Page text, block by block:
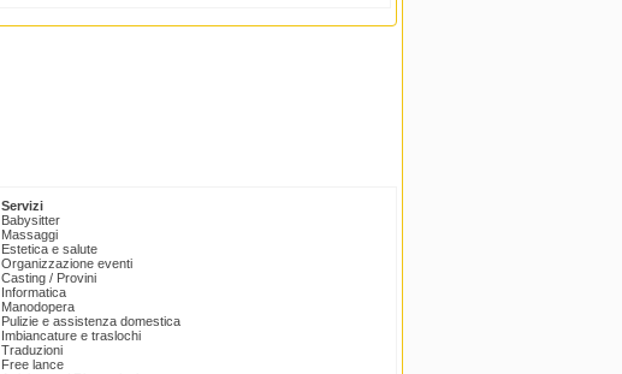
Servizi
Babysitter
Massaggi
Estetica e salute
Organizzazione eventi
Casting / Provini
Informatica
Manodopera
Pulizie e assistenza domestica
Imbiancature e traslochi
Traduzioni
Free lance